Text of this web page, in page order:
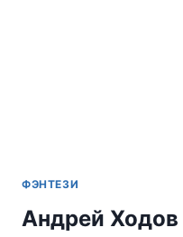
ФЭНТЕЗИ
Андрей Ходов